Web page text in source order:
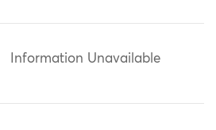
Information Unavailable